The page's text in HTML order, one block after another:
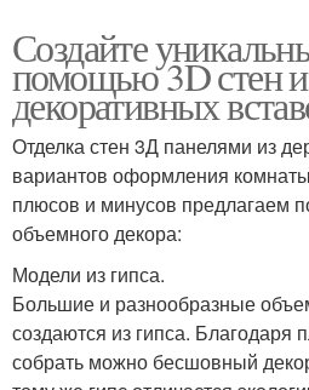
Создайте
помощью 3D стен
декоративных
Отделка стен 3Д панелями из
вариантов оформления
плюсов и минусов предлагаем
объемного декора:
Модели из гипса.
Большие и разнообразные
создаются из гипса. Благодаря
собрать можно бесшовный